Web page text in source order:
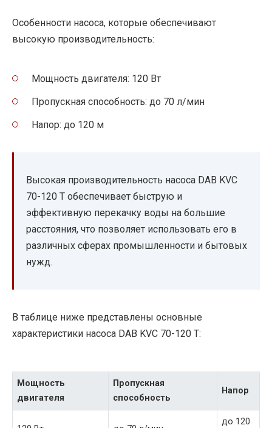
Особенности насоса, которые обеспечивают
высокую производительность:
Мощность двигателя: 120 Вт
Пропускная способность: до 70 л/мин
Напор: до 120 м
Высокая производительность насоса DAB KVC
70-120 T обеспечивает быструю и
эффективную перекачку воды на большие
расстояния, что позволяет использовать его в
различных сферах промышленности и бытовых
нужд.
В таблице ниже представлены основные
характеристики насоса DAB KVC 70-120 T:
Мощность
двигателя
Пропускная
способность
Напор
до 120